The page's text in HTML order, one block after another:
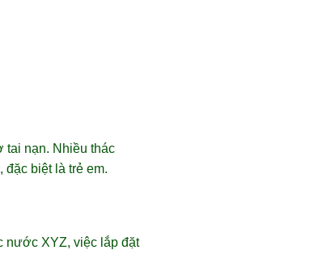
tai nạn. Nhiều thác
biệt là trẻ em.
nước XYZ, việc lắp đặt